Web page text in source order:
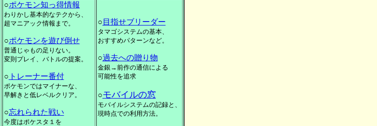
○ポケモン知っ得情報
わりかし基本的なテクから、
超マニアック情報まで。
○ポケモンを遊び倒せ
普通じゃもの足りない。
変則プレイ、バトルの提案。
○ トレーナー番付
ポケモンではマイナーな、
早解きと低レベルクリア。
○忘れられた戦い
今度はポケスタ１を
○ 目指せブリーダー
タマゴシステムの基本、
おすすめパターンなど。
○過去への贈り物
金銀→前作の通信による
可能性を追求
○モバイルの窓
モバイルシステムの記録と、
現時点での利用方法。